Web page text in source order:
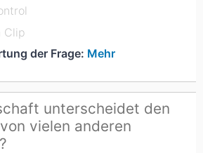
Clip
der Frage: Mehr
unterscheidet den
vielen anderen